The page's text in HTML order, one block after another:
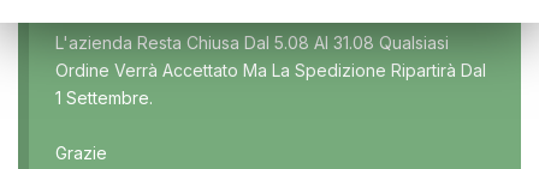
Marca
Modello
L'azienda Resta Chiusa Dal 5.08 Al 31.08 Qualsiasi
Ordine Verrà Accettato Ma La Spedizione Ripartirà Dal
1 Settembre.
Grazie